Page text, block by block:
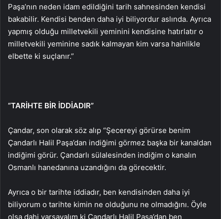
Paşa’nın neden idam edildiğini tarih sahnesinden kendisi
bakabilir. Kendisi benden daha iyi biliyordur aslında. Ayrıca
yapmış olduğu milletvekili yeminini kendisine hatırlatır o
milletvekili yeminine sadık kalmayan kim varsa hainlikle
elbette ki suçlanır.”
“TARİHTE BİR İDDİADIR”
Çandar, son olarak söz alıp “Şecereyi görürse benim
Çandarlı Halil Paşa’dan indiğimi görmez başka bir kanaldan
indiğimi görür. Çandarlı sülalesinden indiğim o kanalın
Osmanlı hanedanına uzandığını da görecektir.
Ayrıca o bir tarihte iddiadır, ben kendisinden daha iyi
biliyorum o tarihte kimin ne olduğunu ne olmadığını. Öyle
olsa dahi varsayalım ki Çandarlı Halil Paşa’dan ben